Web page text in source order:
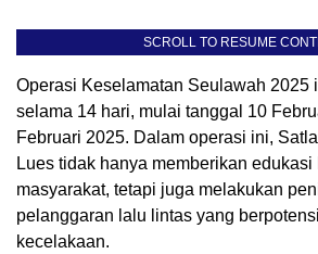
SCROLL TO RESUME
Operasi Keselamatan Seulawah 2025
selama 14 hari, mulai tanggal 10
Februari 2025. Dalam operasi ini,
Lues tidak hanya memberikan edukasi
masyarakat, tetapi juga melakukan
pelanggaran lalu lintas yang
kecelakaan.